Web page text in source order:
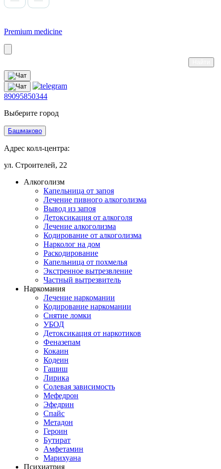
Premium medicine
89095850344
Выберите город
Башмаково
Адрес колл-центра:
ул. Строителей, 22
Алкоголизм
Капельница от запоя
Лечение пивного алкоголизма
Вывод из запоя
Детоксикация от алкоголя
Лечение алкоголизма
Кодирование от алкоголизма
Нарколог на дом
Раскодирование
Капельница от похмелья
Экстренное вытрезвление
Частный вытрезвитель
Наркомания
Лечение наркомании
Кодирование наркомании
Снятие ломки
УБОД
Детоксикация от наркотиков
Феназепам
Кокаин
Кодеин
Гашиш
Лирика
Солевая зависимость
Мефедрон
Эфедрин
Спайс
Метадон
Героин
Бутират
Амфетамин
Марихуана
Психиатрия